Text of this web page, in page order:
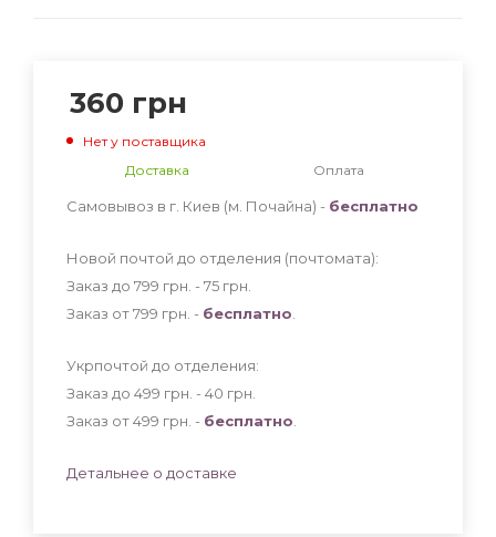
360 грн
Нет у поставщика
Доставка
Оплата
Самовывоз в г. Киев (м. Почайна) - бесплатно
Новой почтой до отделения (почтомата):
Заказ до 799 грн. - 75 грн
Заказ от 799 грн. - бесплатно
Укрпочтой до отделения:
Заказ до 499 грн. - 40 грн
Заказ от 499 грн. - бесплатно
Детальнее о доставке